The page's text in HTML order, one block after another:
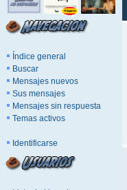
Índice general
Buscar
Mensajes nuevos
Sus mensajes
Mensajes sin respuesta
Temas activos
Identificarse